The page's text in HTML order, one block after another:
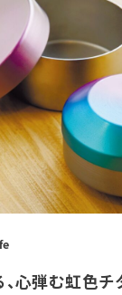
心弾む虹色チ